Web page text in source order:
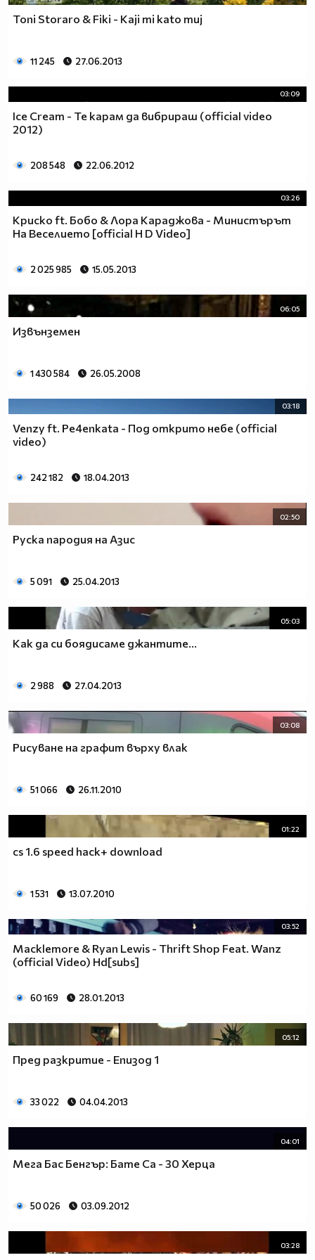
Toni Storaro & Fiki - Kaji mi kato muj
11 245 27.06.2013
03:09
Ice Cream - Те карам да вибрираш (official video
2012)
208 548 22.06.2012
03:26
Криско ft. Бобо & Лора Караджова - Министърът
На Веселието [official H D Video]
2 025 985 15.05.2013
06:05
Извънземен
1 430 584 26.05.2008
03:18
Venzy ft. Pe4enkata - Под открито небе (official
video)
242 182 18.04.2013
02:50
Руска пародия на Азис
5 091 25.04.2013
05:03
Как да си боядисаме джантите...
2 988 27.04.2013
03:08
Рисуване на графит върху влак
51 066 26.11.2010
01:22
cs 1.6 speed hack+ download
1 531 13.07.2010
03:52
Macklemore & Ryan Lewis - Thrift Shop Feat. Wanz
(official Video) Hd[subs]
60 169 28.01.2013
05:12
Пред разкритие - Епизод 1
33 022 04.04.2013
04:01
Мега Бас Бенгър: Бате Са - 30 Херца
50 026 03.09.2012
03:28